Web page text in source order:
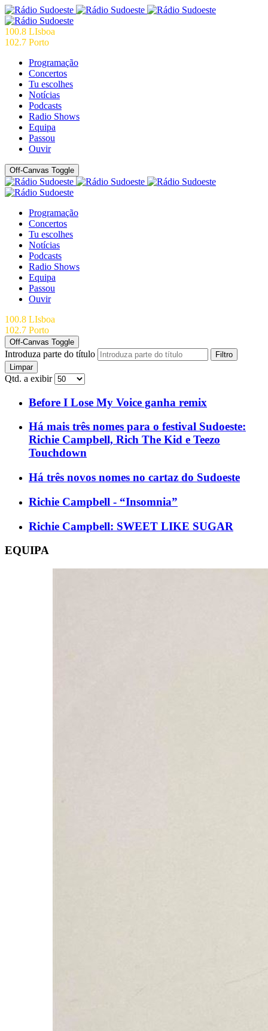
100.8 LIsboa
102.7 Porto
Programação
Concertos
Tu escolhes
Notícias
Podcasts
Radio Shows
Equipa
Passou
Ouvir
Off-Canvas Toggle
Programação
Concertos
Tu escolhes
Notícias
Podcasts
Radio Shows
Equipa
Passou
Ouvir
100.8 LIsboa
102.7 Porto
Off-Canvas Toggle
Introduza parte do título
Filtro
Limpar
Qtd. a exibir
Before I Lose My Voice ganha remix
Há mais três nomes para o festival Sudoeste:
Richie Campbell, Rich The Kid e Teezo
Touchdown
Há três novos nomes no cartaz do Sudoeste
Richie Campbell - “Insomnia”
Richie Campbell: SWEET LIKE SUGAR
EQUIPA